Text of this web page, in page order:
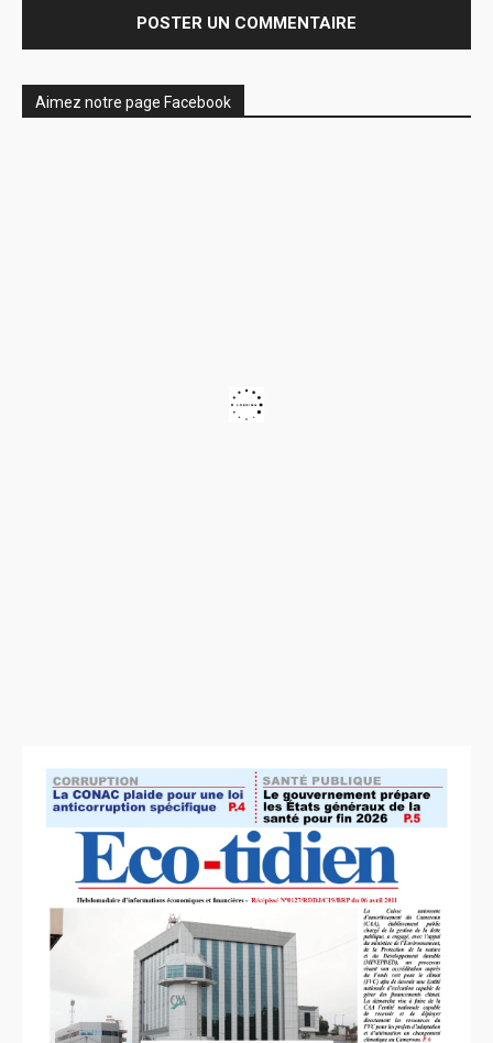
Aimez notre page Facebook